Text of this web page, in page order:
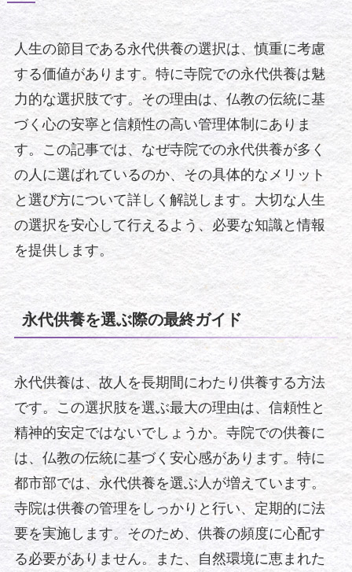
人生の節目である永代供養の選択は、慎重に考慮
する価値があります。特に寺院での永代供養は魅
力的な選択肢です。その理由は、仏教の伝統に基
づく心の安寧と信頼性の高い管理体制にありま
す。この記事では、なぜ寺院での永代供養が多く
の人に選ばれているのか、その具体的なメリット
と選び方について詳しく解説します。大切な人生
の選択を安心して行えるよう、必要な知識と情報
を提供します。
永代供養を選ぶ際の最終ガイド
永代供養は、故人を長期間にわたり供養する方法
です。この選択肢を選ぶ最大の理由は、信頼性と
精神的安定ではないでしょうか。寺院での供養に
は、仏教の伝統に基づく安心感があります。特に
都市部では、永代供養を選ぶ人が増えています。
寺院は供養の管理をしっかりと行い、定期的に法
要を実施します。そのため、供養の頻度に心配す
る必要がありません。また、自然環境に恵まれた